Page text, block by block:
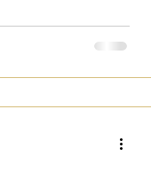
會 。 北縣志工季